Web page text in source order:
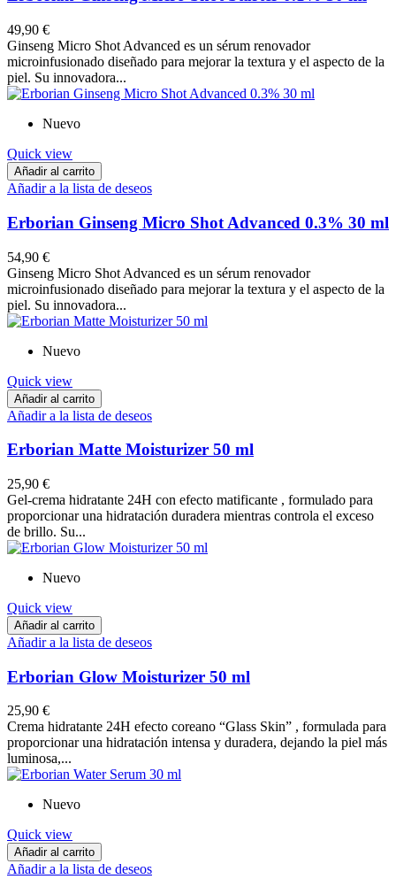
49,90 €
Ginseng Micro Shot Advanced es un sérum renovador
microinfusionado diseñado para mejorar la textura y el aspecto de la
piel. Su innovadora...
Nuevo
Quick view
Añadir al carrito
Añadir a la lista de deseos
Erborian Ginseng Micro Shot Advanced 0.3% 30 ml
54,90 €
Ginseng Micro Shot Advanced es un sérum renovador
microinfusionado diseñado para mejorar la textura y el aspecto de la
piel. Su innovadora...
Nuevo
Quick view
Añadir al carrito
Añadir a la lista de deseos
Erborian Matte Moisturizer 50 ml
25,90 €
Gel-crema hidratante 24H con efecto matificante , formulado para
proporcionar una hidratación duradera mientras controla el exceso
de brillo. Su...
Nuevo
Quick view
Añadir al carrito
Añadir a la lista de deseos
Erborian Glow Moisturizer 50 ml
25,90 €
Crema hidratante 24H efecto coreano “Glass Skin” , formulada para
proporcionar una hidratación intensa y duradera, dejando la piel más
luminosa,...
Nuevo
Quick view
Añadir al carrito
Añadir a la lista de deseos